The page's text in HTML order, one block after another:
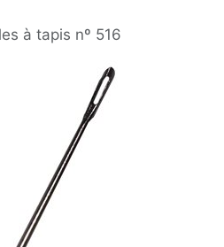
à tapis nº 516